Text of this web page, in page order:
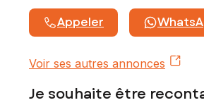
Appeler
Voir ses autres annonces
Je souhaite être